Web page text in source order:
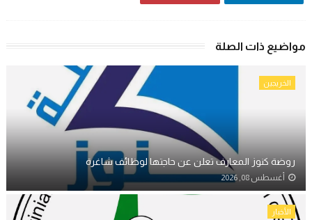
مواضيع ذات الصلة
الخريجين
روضة كنوز المعارف تعلن عن حاجتها لوظائف شاغرة
أغسطس 08, 2026
الأخبار